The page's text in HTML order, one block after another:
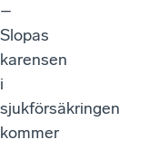
–
Slopas
karensen
i
sjukförsäkringen
kommer